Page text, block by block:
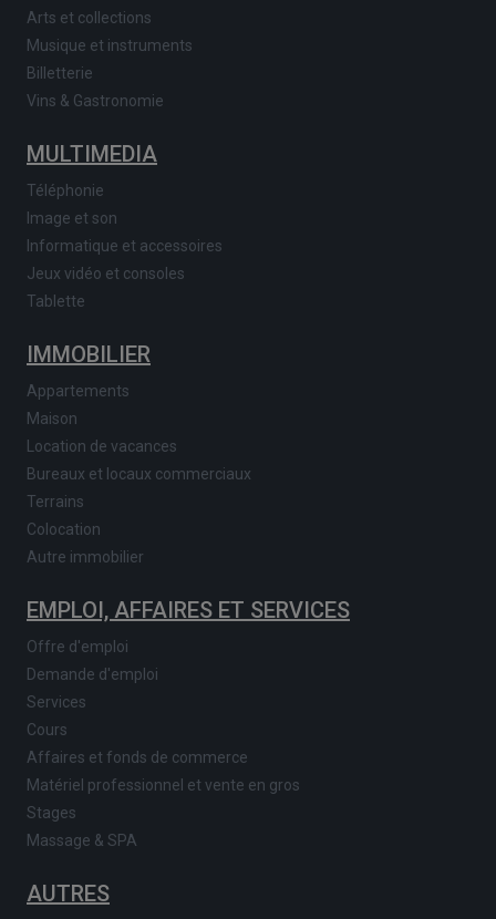
Arts et collections
Musique et instruments
Billetterie
Vins & Gastronomie
MULTIMEDIA
Téléphonie
Image et son
Informatique et accessoires
Jeux vidéo et consoles
Tablette
IMMOBILIER
Appartements
Maison
Location de vacances
Bureaux et locaux commerciaux
Terrains
Colocation
Autre immobilier
EMPLOI, AFFAIRES ET SERVICES
Offre d'emploi
Demande d'emploi
Services
Cours
Affaires et fonds de commerce
Matériel professionnel et vente en gros
Stages
Massage & SPA
AUTRES